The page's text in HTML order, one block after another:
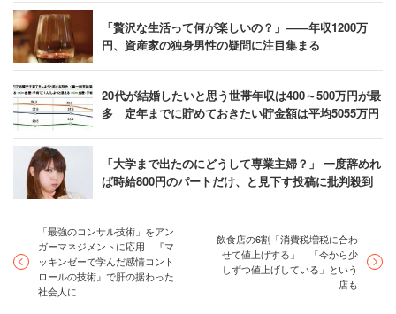
「贅沢な生活って何が楽しいの？」――年収1200万
円、資産家の独身男性の疑問に注目集まる
20代が結婚したいと思う世帯年収は400～500万円が最
多 定年までに貯めておきたい貯金額は平均5055万円
「大学まで出たのにどうして専業主婦？」 一度辞めれ
ば時給800円のパートだけ、と見下す投稿に批判殺到
「最強のコンサル技術」をアン
ガーマネジメントに応用 『マ
ッキンゼーで学んだ感情コント
ロールの技術』で肝の据わった
社会人に
飲食店の6割「消費税増税に合わ
せて値上げする」 「今から少
しずつ値上げしている」という
店も